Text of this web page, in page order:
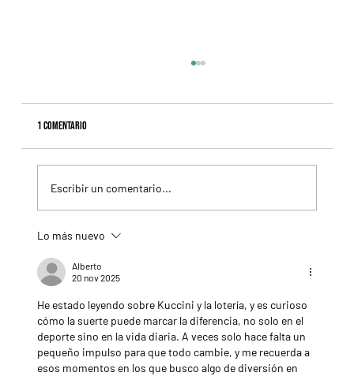
corona en una milla explosiva
1 comentario
Escribir un comentario...
Lo más nuevo
Alberto
20 nov 2025
He estado leyendo sobre Kuccini y la lotería, y es curioso
cómo la suerte puede marcar la diferencia, no solo en el
deporte sino en la vida diaria. A veces solo hace falta un
pequeño impulso para que todo cambie, y me recuerda a
esos momentos en los que busco algo de diversión en